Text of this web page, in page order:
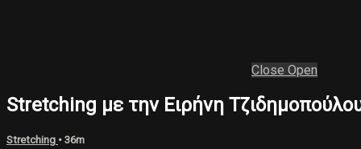
Close Open
Stretching με την Ειρήνη
Stretching • 36m